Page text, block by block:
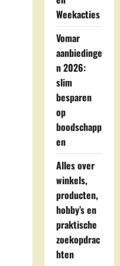
Weekacties
Vomar
aanbiedinge
n 2026:
slim
besparen
op
boodschapp
en
Alles over
winkels,
producten,
hobby’s en
praktische
zoekopdrac
hten